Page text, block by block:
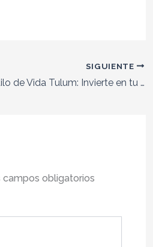
SIGUIENTE
Estilo de Vida Tulum: Invierte en tu Paraíso Personal
campos obligatorios